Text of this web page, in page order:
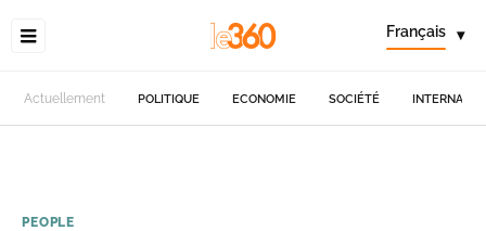
Français ▾
Actuellement POLITIQUE ECONOMIE SOCIÉTÉ
PEOPLE